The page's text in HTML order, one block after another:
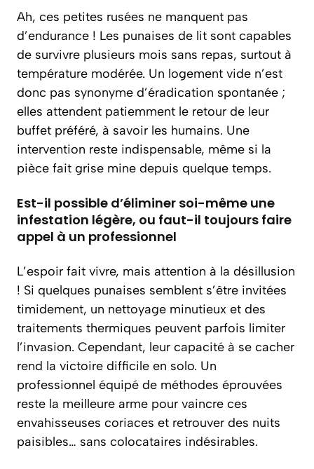
Ah, ces petites rusées ne manquent pas
d’endurance ! Les punaises de lit sont capables
de survivre plusieurs mois sans repas, surtout à
température modérée. Un logement vide n’est
donc pas synonyme d’éradication spontanée ;
elles attendent patiemment le retour de leur
buffet préféré, à savoir les humains. Une
intervention reste indispensable, même si la
pièce fait grise mine depuis quelque temps.
Est-il possible d’éliminer soi-même une
infestation légère, ou faut-il toujours faire
appel à un professionnel
L’espoir fait vivre, mais attention à la désillusion
! Si quelques punaises semblent s’être invitées
timidement, un nettoyage minutieux et des
traitements thermiques peuvent parfois limiter
l’invasion. Cependant, leur capacité à se cacher
rend la victoire difficile en solo. Un
professionnel équipé de méthodes éprouvées
reste la meilleure arme pour vaincre ces
envahisseuses coriaces et retrouver des nuits
paisibles… sans colocataires indésirables.